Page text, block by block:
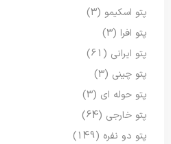
پتو اسکیمو (3)
پتو افرا (3)
پتو ایرانی (61)
پتو چینی (3)
پتو حوله ای (3)
پتو خارجی (64)
پتو دو نفره (149)